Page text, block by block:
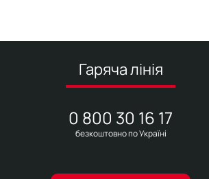
Гаряча лінія
0 800 30 16 17
безкоштовно по Україні